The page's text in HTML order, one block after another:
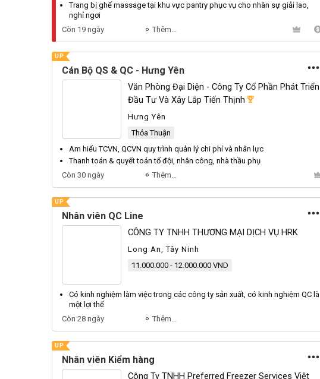
Trang bị ghế massage tại khu vực pantry phục vụ cho nhân sự giải lao,
nghỉ ngơi
Còn 19 ngày
Thêm...
UP
Cán Bộ QS & QC - Hưng Yên
Văn Phòng Đại Diện - Công Ty Cổ Phần Phát Triển
Đầu Tư Và Xây Lắp Tiến Thịnh
Hưng Yên
Thỏa Thuận
Am hiểu TCVN, QCVN quy trình quản lý chi phí và nhân lực
Thanh toán & quyết toán tổ đội, nhân công, nhà thầu phụ
Còn 30 ngày
Thêm...
UP
Nhân viên QC Line
CÔNG TY TNHH THƯƠNG MẠI DỊCH VỤ HRK
Long An, Tây Ninh
11.000.000 - 12.000.000 VND
Có kinh nghiệm làm việc trong các công ty sản xuất, có kinh nghiệm QC là
một lợi thế
Còn 28 ngày
Thêm...
UP
Nhân viên Kiểm hàng
Công Ty TNHH Preferred Freezer Services Việt